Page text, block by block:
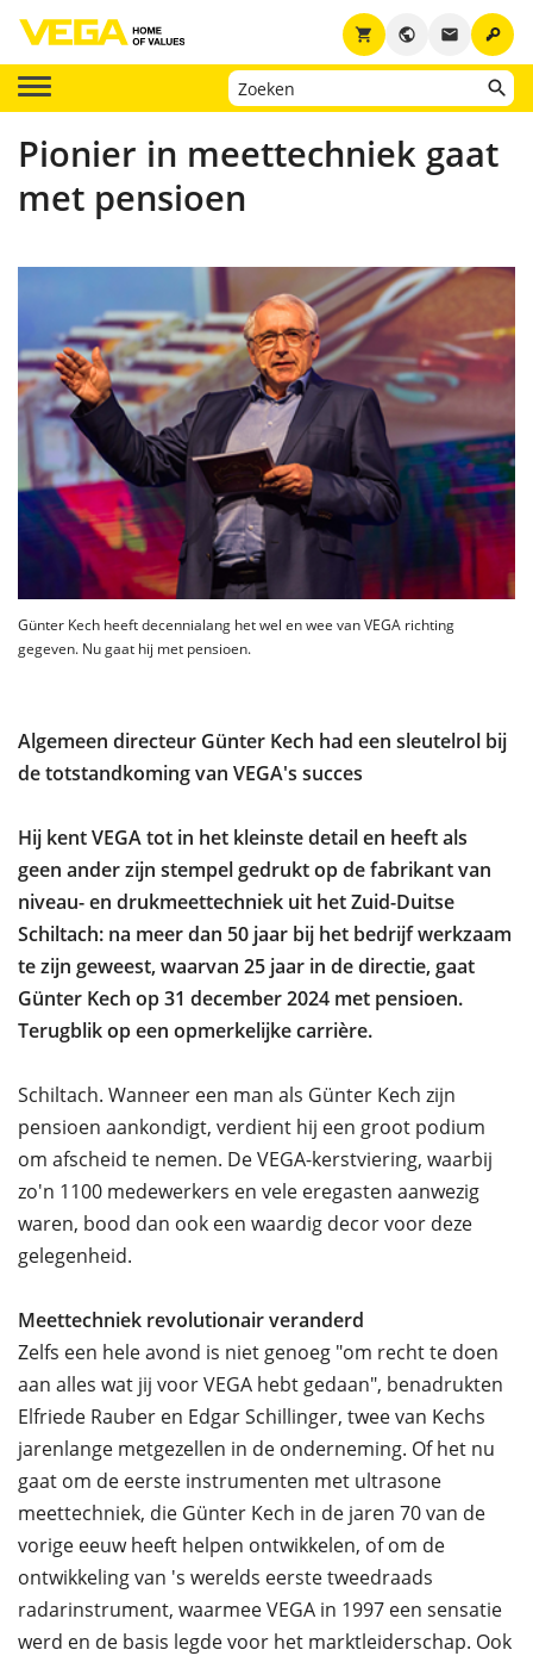
key
email
public
shopping_cart
Pionier in meettechniek gaat
met pensioen
Günter Kech heeft decennialang het wel en wee van VEGA richting
gegeven. Nu gaat hij met pensioen.
Algemeen directeur Günter Kech had een sleutelrol bij
de totstandkoming van VEGA's succes
Hij kent VEGA tot in het kleinste detail en heeft als
geen ander zijn stempel gedrukt op de fabrikant van
niveau- en drukmeettechniek uit het Zuid-Duitse
Schiltach: na meer dan 50 jaar bij het bedrijf werkzaam
te zijn geweest, waarvan 25 jaar in de directie, gaat
Günter Kech op 31 december 2024 met pensioen.
Terugblik op een opmerkelijke carrière.
Schiltach. Wanneer een man als Günter Kech zijn
pensioen aankondigt, verdient hij een groot podium
om afscheid te nemen. De VEGA-kerstviering, waarbij
zo'n 1100 medewerkers en vele eregasten aanwezig
waren, bood dan ook een waardig decor voor deze
gelegenheid.
Meettechniek revolutionair veranderd
Zelfs een hele avond is niet genoeg "om recht te doen
aan alles wat jij voor VEGA hebt gedaan", benadrukten
Elfriede Rauber en Edgar Schillinger, twee van Kechs
jarenlange metgezellen in de onderneming. Of het nu
gaat om de eerste instrumenten met ultrasone
meettechniek, die Günter Kech in de jaren 70 van de
vorige eeuw heeft helpen ontwikkelen, of om de
ontwikkeling van 's werelds eerste tweedraads
radarinstrument, waarmee VEGA in 1997 een sensatie
werd en de basis legde voor het marktleiderschap. Ook